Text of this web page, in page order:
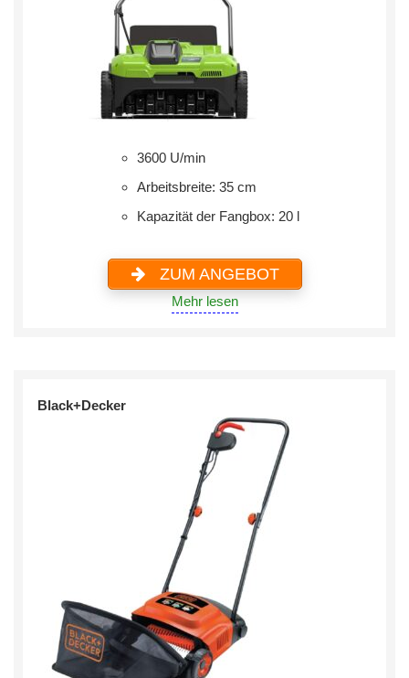
3600 U/min
Arbeitsbreite: 35 cm
Kapazität der Fangbox: 20 l
ZUM ANGEBOT
Mehr lesen
Black+Decker